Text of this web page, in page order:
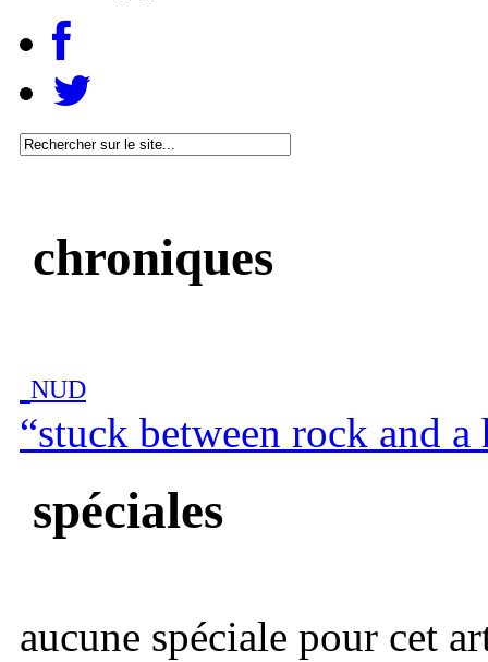
chroniques
NUD
“stuck between rock and a
spéciales
aucune spéciale pour cet